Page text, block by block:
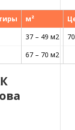
м²
37 – 49 м2
67 – 70 м2